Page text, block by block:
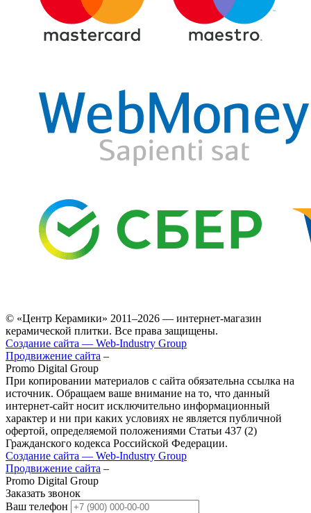
© «Центр Керамики» 2011–2026 — интернет-магазин
керамической плитки. Все права защищены.
Создание сайта — Web‑Industry Group
Продвижение сайта –
Promo Digital Group
При копировании материалов с сайта обязательна ссылка на
источник. Обращаем ваше внимание на то, что данный
интернет-сайт носит исключительно информационный
характер и ни при каких условиях не является публичной
офертой, определяемой положениями Статьи 437 (2)
Гражданского кодекса Российской Федерации.
Создание сайта — Web‑Industry Group
Продвижение сайта –
Promo Digital Group
Заказать звонок
Ваш телефон